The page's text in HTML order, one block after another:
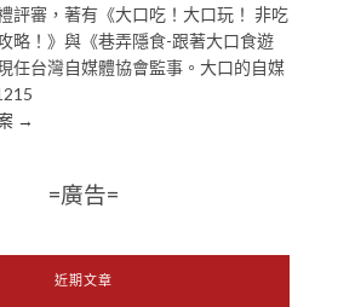
評審，著有《大口吃！大口玩！ 非吃
略！》與《巷弄隱食-跟著大口食遊
任台灣自媒體協會監事。大口的自媒
→
=廣告=
近期文章